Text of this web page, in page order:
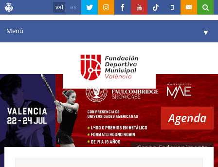
val es
Menú ▼
Agenda
Instal·lacions ▼
Comunicació ▼
València en esport ▼
Agenda
Grans Esdeveniments